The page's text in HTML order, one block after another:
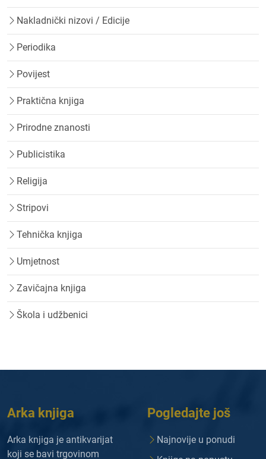
Nakladnički nizovi / Edicije
Periodika
Povijest
Praktična knjiga
Prirodne znanosti
Publicistika
Religija
Stripovi
Tehnička knjiga
Umjetnost
Zavičajna knjiga
Škola i udžbenici
Arka knjiga
Arka knjiga je antikvarijat
koji se bavi trgovinom
Pogledajte još
Najnovije u ponudi